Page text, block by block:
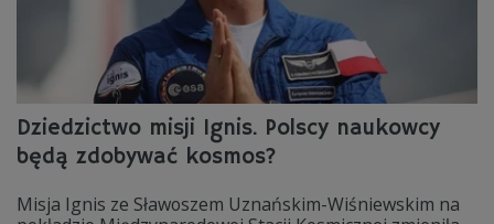
Dziedzictwo misji Ignis. Polscy naukowcy
będą zdobywać kosmos?
Misja Ignis ze Sławoszem Uznańskim-Wiśniewskim na